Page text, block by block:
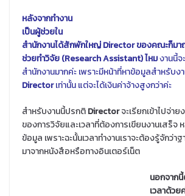
หลังจากทำงาน
เป็นผู้ช่วยใน
สำนักงานได้สักพักใหญ่ Director ของคณะก็มาถ
ช่วยทำวิจัย (Research Assistant) ไหมงานนี้จ
สำนักงานมากค่ะ เพราะมีหน้าที่หาข้อมูลสำหรับง
Directorเท่านั้น แต่จะได้เงินค่าจ้างสูงกว่าค่ะ
สำหรับงานนี้ปรกติDirectorจะเรียกเข้าไปจ่าย
ของการวิจัยและเวลาที่ต้องการเขียนงานเสร็จ
ข้อมูล เพราะฉะนั้นเวลาทำงานเราจะต้องรู้จักว่า
มาจากหนังสือหรือทางอินเตอร์เน็ต
นอกจาก
เวลาด้วย